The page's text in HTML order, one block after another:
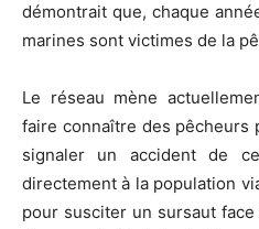
démontrait que, chaque
marines sont victimes de la
Le réseau mène
faire connaître des pêcheurs
signaler un accident de
directement à la population
pour susciter un sursaut